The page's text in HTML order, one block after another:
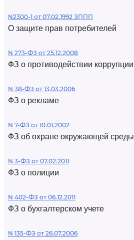
N2300-1 от 07.02.1992 ЗППП
О защите прав потребителей
N 273-ФЗ от 25.12.2008
ФЗ о противодействии коррупции
N 38-ФЗ от 13.03.2006
ФЗ о рекламе
N 7-ФЗ от 10.01.2002
ФЗ об охране окружающей среды
N 3-ФЗ от 07.02.2011
ФЗ о полиции
N 402-ФЗ от 06.12.2011
ФЗ о бухгалтерском учете
N 135-ФЗ от 26.07.2006